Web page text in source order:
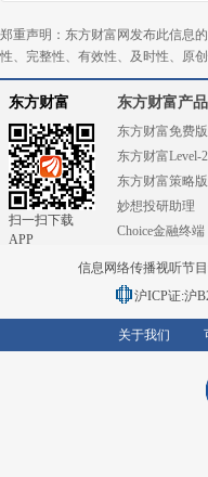
郑重声明：东方财富网发布此信息
性、完整性、有效性、及时性、原
东方财富
扫一扫下载
APP
东方财富产品
东方财富免费版
东方财富Level-2
东方财富策略版
妙想投研助理
Choice金融终端
信息网络传播视听节
沪ICP证:沪
关于我们